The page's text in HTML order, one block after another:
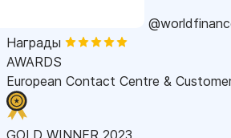
Награды
AWARDS
European Contact Centre &
GOLD WINNER 2023